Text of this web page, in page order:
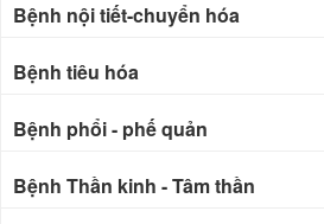
Bệnh nội tiết-chuyển hóa
Bệnh tiêu hóa
Bệnh phổi - phế quản
Bệnh Thần kinh - Tâm thần